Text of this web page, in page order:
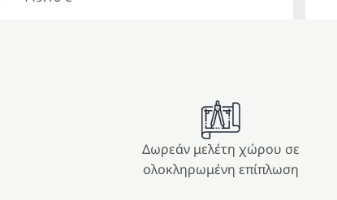
Δωρεάν μελέτη χώρου σε
ολοκληρωμένη επίπλωση